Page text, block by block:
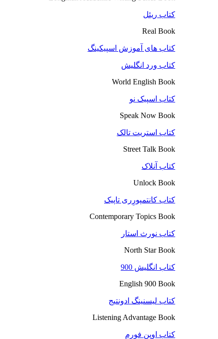
کتاب ریئل
Real Book
کتاب های آموزش اسپیکینگ
کتاب ورد انگلیش
World English Book
کتاب اسپیک نو
Speak Now Book
کتاب استریت تالک
Street Talk Book
کتاب آنلاک
Unlock Book
کتاب کانتمپورِری تاپیک
Contemporary Topics Book
کتاب نورث استار
North Star Book
کتاب انگلیش 900
English 900 Book
کتاب لیسنینگ ادونتیج
Listening Advantage Book
کتاب اوپن فورم